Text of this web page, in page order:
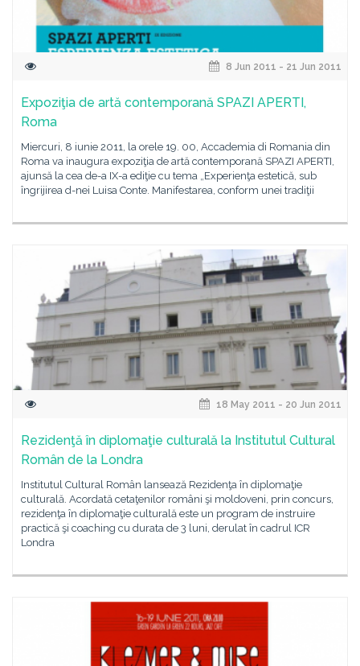
8 Jun 2011 - 21 Jun 2011
Expoziţia de artă contemporană SPAZI APERTI,
Roma
Miercuri, 8 iunie 2011, la orele 19. 00, Accademia di Romania din
Roma va inaugura expoziţia de artă contemporană SPAZI APERTI,
ajunsă la cea de-a IX-a ediţie cu tema „Experienţa estetică, sub
îngrijirea d-nei Luisa Conte. Manifestarea, conform unei tradiţii
18 May 2011 - 20 Jun 2011
Rezidenţă în diplomaţie culturală la Institutul Cultural
Român de la Londra
Institutul Cultural Român lansează Rezidenţa în diplomaţie
culturală. Acordată cetaţenilor români şi moldoveni, prin concurs,
rezidenţa în diplomaţie culturală este un program de instruire
practică şi coaching cu durata de 3 luni, derulat în cadrul ICR
Londra